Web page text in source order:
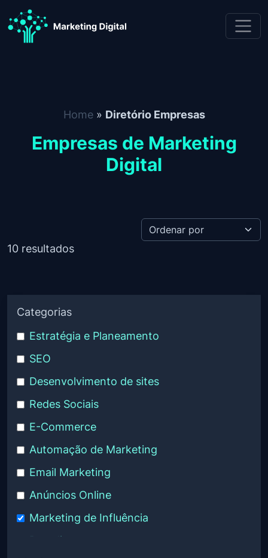
Skip to content
Diretório Empresas
Home» Diretório Empresas
Empresas de Marketing
Digital
10 resultados
Categorias
Estratégia e Planeamento
SEO
Desenvolvimento de sites
Redes Sociais
E-Commerce
Automação de Marketing
Email Marketing
Anúncios Online
Marketing de Influência
Branding